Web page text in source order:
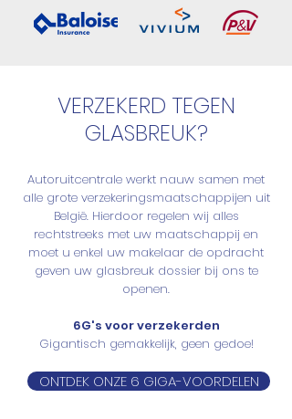
VERZEKERD TEGEN
GLASBREUK?
Autoruitcentrale werkt nauw samen met
alle grote verzekeringsmaatschappijen uit
België. Hierdoor regelen wij alles
rechtstreeks met uw maatschappij en
moet u enkel uw makelaar de opdracht
geven uw glasbreuk dossier bij ons te
openen.
6G's voor verzekerden
Gigantisch gemakkelijk, geen gedoe!
ONTDEK ONZE 6 GIGA-VOORDELEN